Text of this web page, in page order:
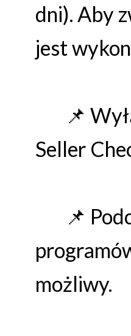
dni). Aby
jest
📌
Seller
📌
możliwy.